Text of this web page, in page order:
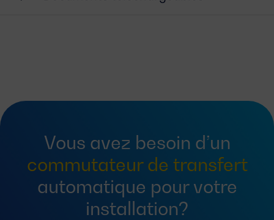
Vous avez besoin d’un
commutateur de transfert
automatique pour votre
installation?